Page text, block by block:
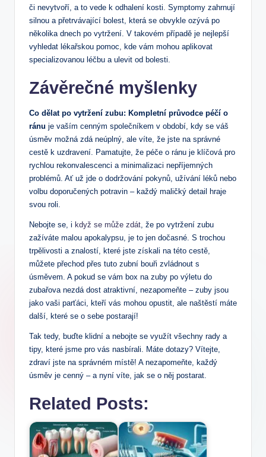
či nevytvoří, a to vede‍ k⁤ odhalení kosti. Symptomy zahrnují
‌silnou a přetrvávající bolest, která se‌ obvykle ozývá po
několika dnech‍ po vytržení. V takovém případě je⁤ nejlepší
vyhledat lékařskou pomoc, kde vám mohou aplikovat
specializovanou léčbu a ulevit od bolesti.
Závěrečné ⁢myšlenky
Co dělat po vytržení zubu: Kompletní průvodce péčí⁣ o
ránu ⁤je‌ vaším cenným společníkem v období, kdy se váš
úsměv možná‍ zdá neúplný, ale víte,​ že ⁤jste na správné
cestě k uzdravení. Pamatujte, že péče o ránu je klíčová pro⁢
rychlou rekonvalescenci⁢ a ⁣minimalizaci nepříjemných
problémů. Ať už jde o dodržování pokynů, užívání ⁤léků nebo
⁢volbu doporučených potravin – každý maličký​ detail hraje
svou roli.
Nebojte⁣ se, i ‌ když se může zdát, že po vytržení zubu
zažíváte malou apokalypsu,⁢ je to jen dočasné. S trochou
trpělivosti a znalostí, které jste získali na této⁢ cestě,⁤
můžete přechod přes tuto‍ zubní bouři zvládnout s
úsměvem. A pokud se vám box na ​zuby po výletu do
zubařova nezdá ‌dost atraktivní, nezapomeňte – zuby jsou
jako vaši parťáci, kteří ​vás ⁢mohou opustit, ale naštěstí máte
další, které se o sebe postarají!
Tak tedy, buďte klidní a nebojte se využít všechny rady a
tipy, které jsme pro⁤ vás nasbírali. Máte dotazy? Vítejte,⁢
zdraví ‍jste​ na správném místě! A nezapomeňte, každý
úsměv je⁤ cenný ​– a ‍nyní ⁢víte, jak se o⁣ něj postarat.
Related Posts: